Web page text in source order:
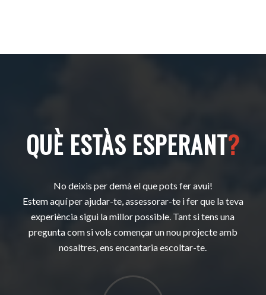
QUÈ ESTÀS ESPERANT?
No deixis per demà el que pots fer avui!
Estem aquí per ajudar-te, assessorar-te i fer que la teva
experiència sigui la millor possible. Tant si tens una
pregunta com si vols començar un nou projecte amb
nosaltres, ens encantaria escoltar-te.